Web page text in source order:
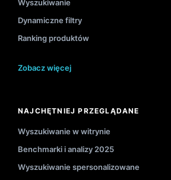
Wyszukiwanie
Dynamiczne filtry
Ranking produktów
Zobacz więcej
NAJCHĘTNIEJ PRZEGLĄDANE
Wyszukiwanie w witrynie
Benchmarki i analizy 2025
Wyszukiwanie spersonalizowane